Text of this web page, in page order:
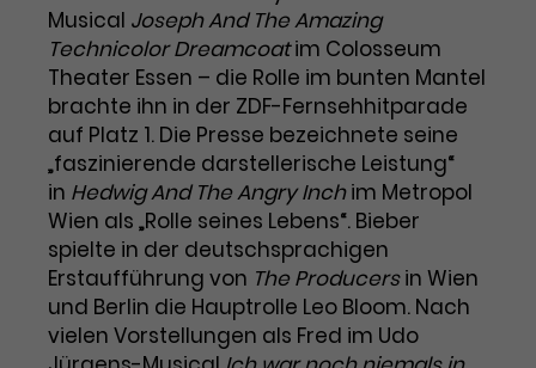
Benutzer*in wiedererkannt werden,
und es wird Zugang zu
geschützten Bereichen gewährt.
Name cookie_optin
Anbieter TYPO3
Laufzeit 1 Monat
Zweck
Enthält die gewählten Tracking-
Optin-Einstellungen.
Laufzeit 2 Jahre
Zweck
Dieses Cookie wird von Google
Analytics installiert. Das Cookie
wird verwendet, um
Besucher*innen-, Sitzungs- und
Kampagnendaten zu berechnen
und die Nutzung der Website für
den Analysebericht der Website zu
verfolgen. Die Cookies speichern
Informationen anonym und weisen
eine zufallsgenerierte Nummer zu,
um Besuche zu erkennen.
Marketing
Diese Gruppe beinhaltet alle Scripte, die es uns
ermöglichen die Leistung unserer
Werbekampagnen zu analysieren und
Conversions zu messen. Außerdem helfen sie
uns dabei Werbeanzeigen und Inhalte besser auf
die Interessen unserer Nutzer abzustimmen.
Name
_gcl_au
Anbieter Google Ads
Laufzeit 3 Monate
Wird von Google verwendet, um
Cookie-Informationen
Musical Joseph And The Amazing
Technicolor Dreamcoatim Colosseum
Theater Essen – die Rolle im bunten Mantel
brachte ihn in der ZDF-Fernsehhitparade
auf Platz 1. Die Presse bezeichnete seine
„faszinierende darstellerische Leistung“
in Hedwig And The Angry Inchim Metropol
Wien als „Rolle seines Lebens“. Bieber
spielte in der deutschsprachigen
Erstaufführung von The Producersin Wien
und Berlin die Hauptrolle Leo Bloom. Nach
vielen Vorstellungen als Fred im Udo